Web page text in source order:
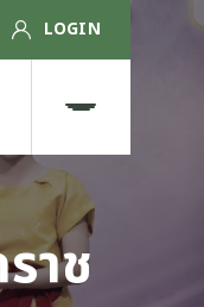
LOGIN
าช